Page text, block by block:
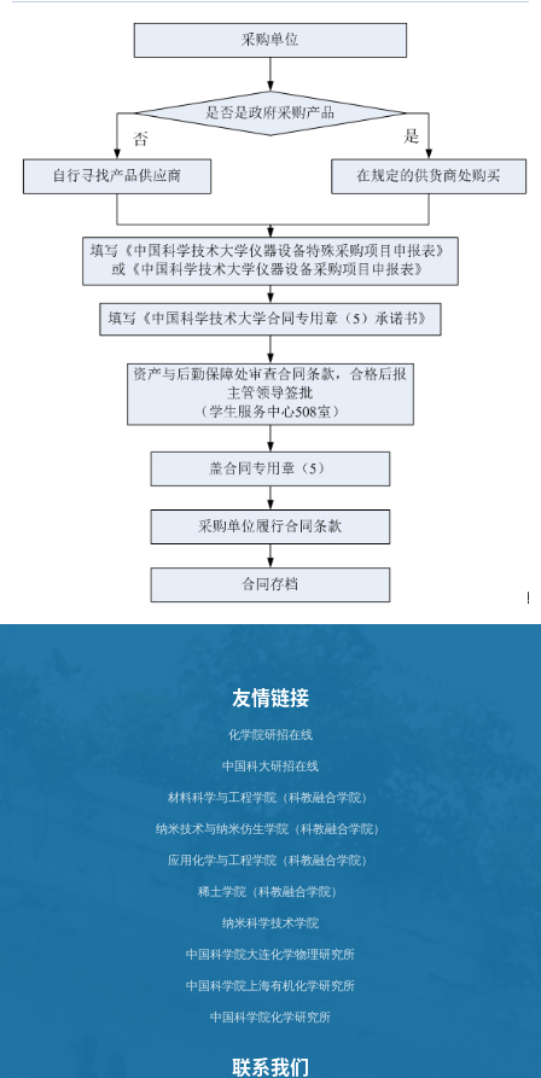
友情链接
化学院研招在线
中国科大研招在线
材料科学与工程学院（科教融合学院）
纳米技术与纳米仿生学院（科教融合学院）
应用化学与工程学院（科教融合学院）
稀土学院（科教融合学院）
纳米科学技术学院
中国科学院大连化学物理研究所
中国科学院上海有机化学研究所
中国科学院化学研究所
联系我们